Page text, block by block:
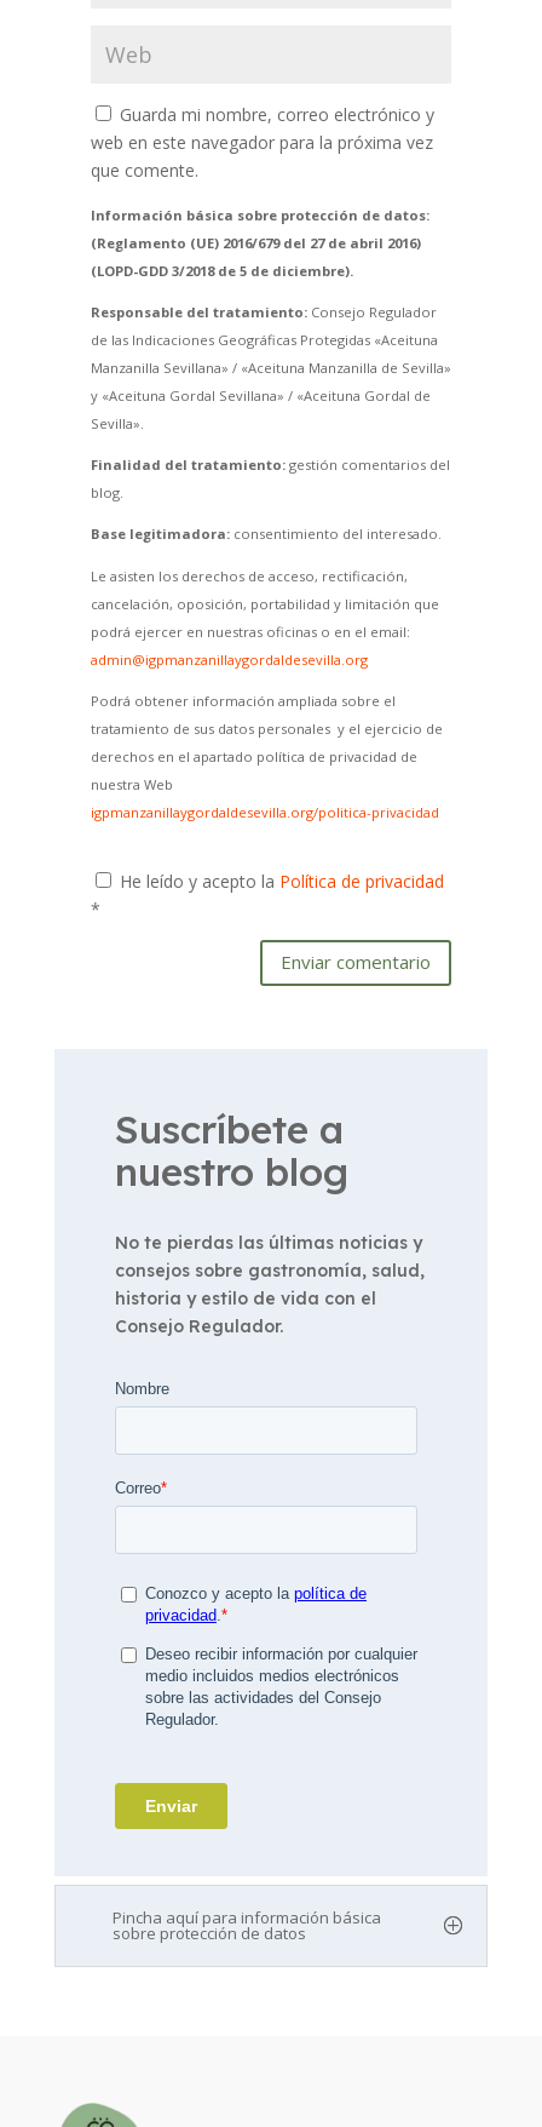
Guarda mi nombre, correo electrónico y
web en este navegador para la próxima vez
que comente.
Información básica sobre protección de datos:
(Reglamento (UE) 2016/679 del 27 de abril 2016)
(LOPD-GDD 3/2018 de 5 de diciembre).
Responsable del tratamiento:Consejo Regulador
de las Indicaciones Geográficas Protegidas «Aceituna
Manzanilla Sevillana» / «Aceituna Manzanilla de Sevilla»
y «Aceituna Gordal Sevillana» / «Aceituna Gordal de
Sevilla».
Finalidad del tratamiento:gestión comentarios del
blog.
Base legitimadora:consentimiento del interesado.
Le asisten los derechos de acceso, rectificación,
cancelación, oposición, portabilidad y limitación que
podrá ejercer en nuestras oficinas o en el email:
admin@igpmanzanillaygordaldesevilla.org
Podrá obtener información ampliada sobre el
tratamiento de sus datos personales y el ejercicio de
derechos en el apartado política de privacidad de
nuestra Web
igpmanzanillaygordaldesevilla.org/politica-privacidad
He leído y acepto la Política de privacidad
*
Enviar comentario
Suscríbete a
nuestro blog
No te pierdas las últimas noticias y
consejos sobre gastronomía, salud,
historia y estilo de vida con el
Consejo Regulador.
Pincha aquí para información básica
sobre protección de datos